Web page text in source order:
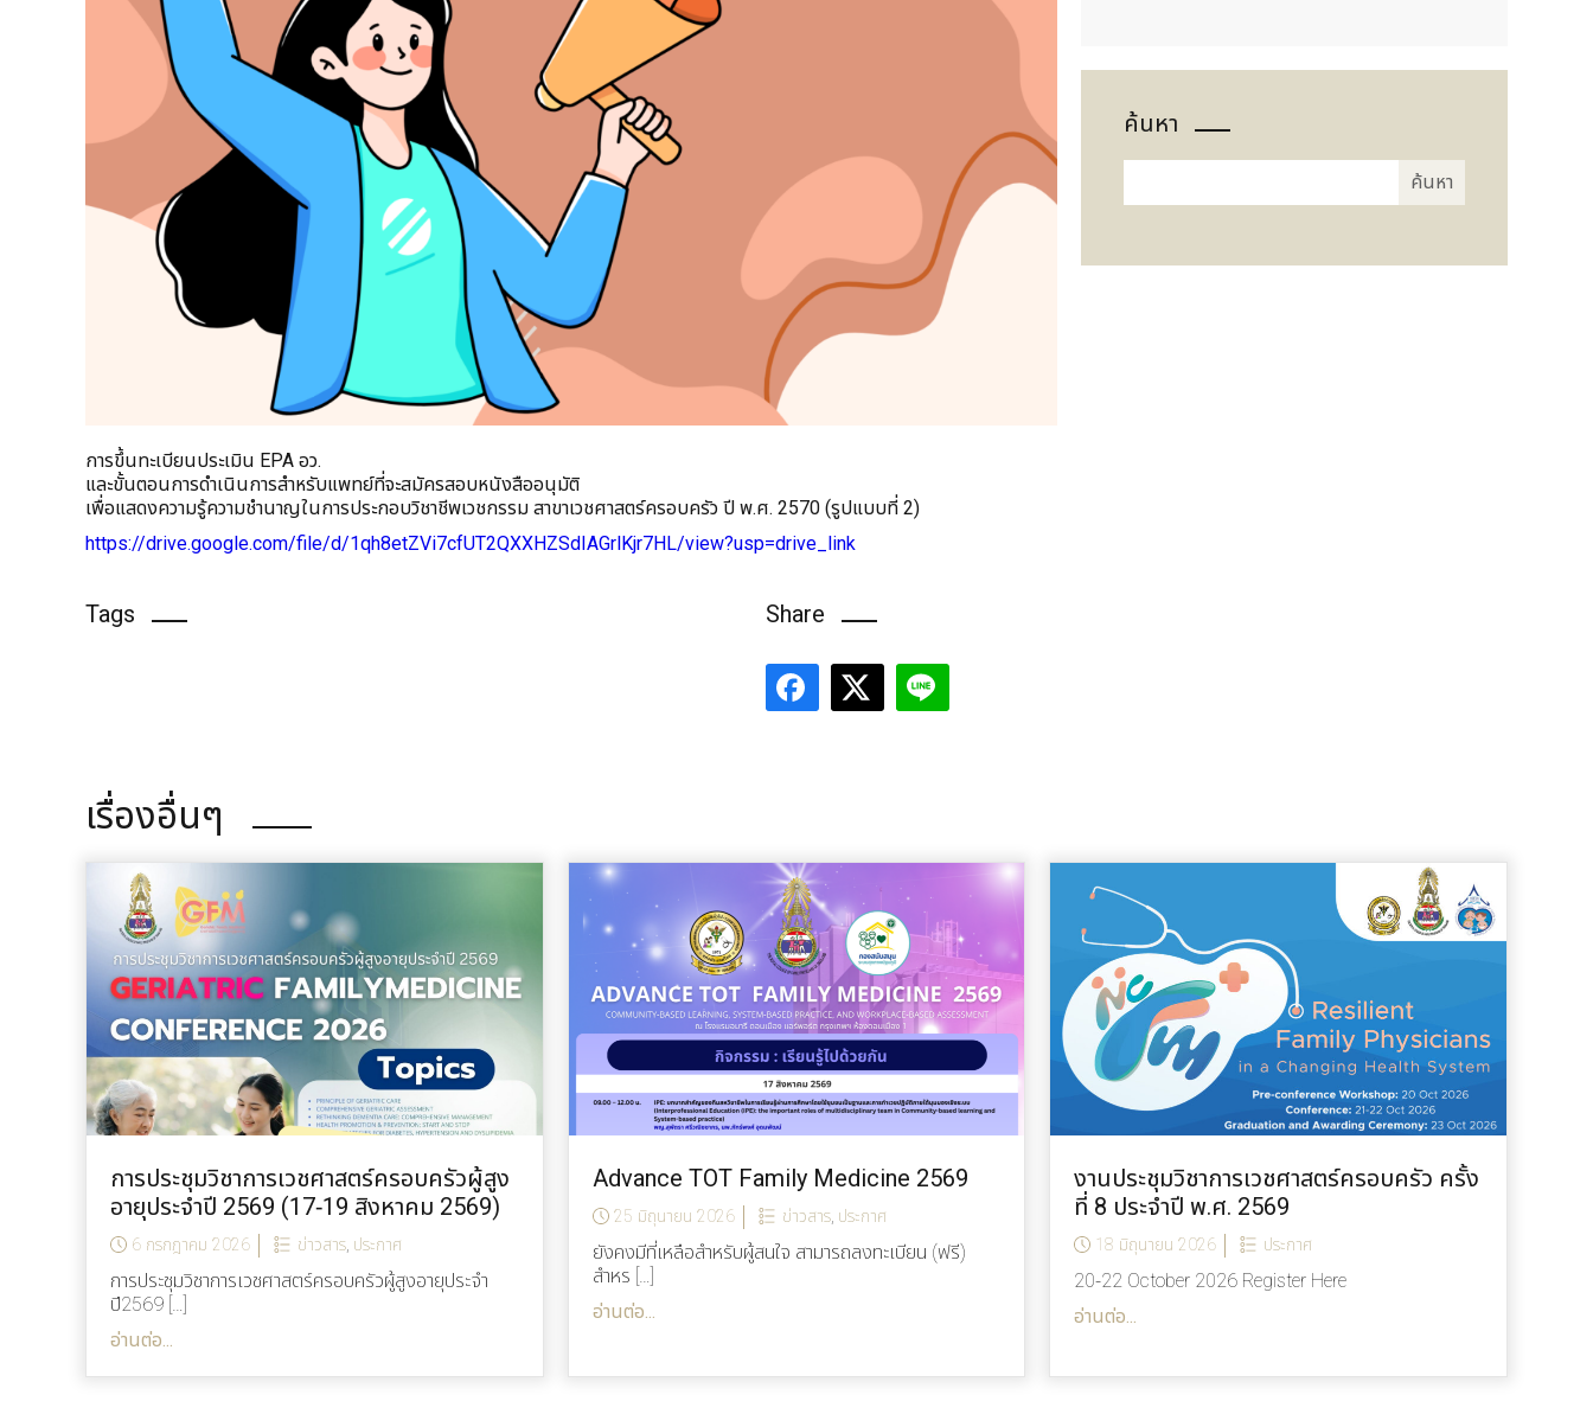
การขึ้นทะเบียนประเมิน EPA อว.
และขั้นตอนการดำเนินการสำหรับแพทย์ที่จะสมัครสอบหนังสืออนุมัติ
เพื่อแสดงความรู้ความชำนาญในการประกอบวิชาชีพเวชกรรม สาขาเวชศาสตร์ครอบครัว ปี พ.ศ. 2570 (รูปแบบที่ 2)
https://drive.google.com/file/d/1qh8etZVi7cfUT2QXXHZSdIAGrlKjr7HL/view?usp=drive_link
Tags Share
ค้นหา
เรื่องอื่นๆ
การประชุมวิชาการเวชศาสตร์ครอบครัวผู้สูง
อายุประจำปี 2569 (17-19 สิงหาคม 2569)
6 กรกฎาคม 2026 ข่าวสาร, ประกาศ
การประชุมวิชาการเวชศาสตร์ครอบครัวผู้สูงอายุประจำ
ปี2569 […]
อ่านต่อ...
Advance TOT Family Medicine 2569
25 มิถุนายน 2026 ข่าวสาร, ประกาศ
ยังคงมีที่เหลือสำหรับผู้สนใจ สามารถลงทะเบียน (ฟรี)
สำหร […]
อ่านต่อ...
งานประชุมวิชาการเวชศาสตร์ครอบครัว ครั้ง
ที่ 8 ประจำปี พ.ศ. 2569
18 มิถุนายน 2026 ประกาศ
20-22 October 2026 Register Here
อ่านต่อ...